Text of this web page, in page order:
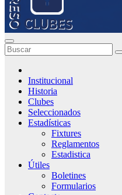
Institucional
Historia
Clubes
Seleccionados
Estadísticas
Fixtures
Reglamentos
Estadistica
Útiles
Boletines
Formularios